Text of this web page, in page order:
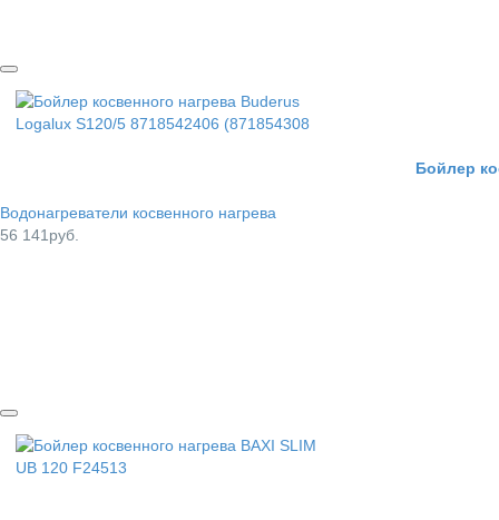
Бойлер
Водонагреватели косвенного нагрева
56 141руб.